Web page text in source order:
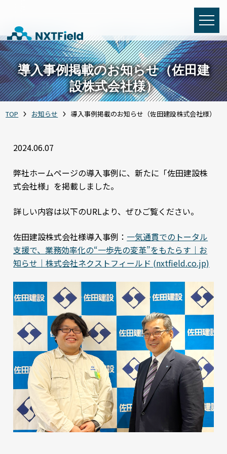
導入事例掲載のお知らせ（佐田建
設株式会社様）
TOP お知らせ 導入事例掲載のお知らせ（佐田建設株式会社様）
2024.06.07
弊社ホームページの導入事例に、新たに「佐田建設株
式会社様」を掲載しました。
詳しい内容は以下のURLより、ぜひご覧ください。
佐田建設株式会社様導入事例： 一気通貫でのトータル
支援で、業務効率化の“一歩先の変革”をもたらす｜お
知らせ｜株式会社ネクストフィールド (nxtfield.co.jp)